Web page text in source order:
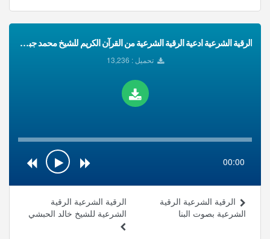
الرقية الشرعية ادعية الرقية الشرعية من القرآن الكريم للشيخ محمد جبريل تحميل Mp3
تحميل : 13,236
00:00
الرقية الشرعية الرقية
الشرعية للشيخ خالد الحبشي
الرقية الشرعية الرقية
الشرعية بصوت البنا